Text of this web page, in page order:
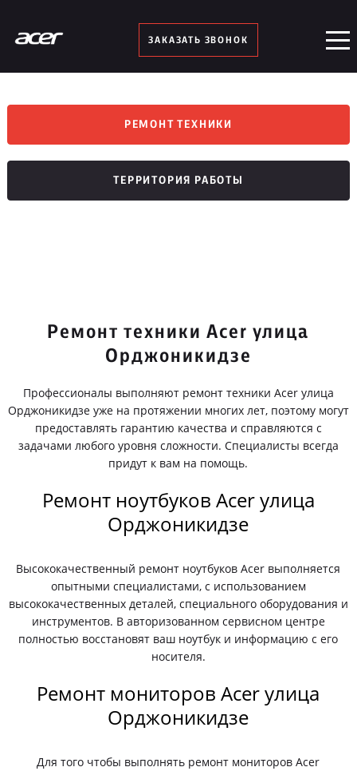
ЗАКАЗАТЬ ЗВОНОК
РЕМОНТ ТЕХНИКИ
ТЕРРИТОРИЯ РАБОТЫ
Ремонт техники Acer улица
Орджоникидзе
Профессионалы выполняют ремонт техники Acer улица
Орджоникидзе уже на протяжении многих лет, поэтому могут
предоставлять гарантию качества и справляются с
задачами любого уровня сложности. Специалисты всегда
придут к вам на помощь.
Ремонт ноутбуков Acer улица
Орджоникидзе
Высококачественный ремонт ноутбуков Acer выполняется
опытными специалистами, с использованием
высококачественных деталей, специального оборудования и
инструментов. В авторизованном сервисном центре
полностью восстановят ваш ноутбук и информацию с его
носителя.
Ремонт мониторов Acer улица
Орджоникидзе
Для того чтобы выполнять ремонт мониторов Acer